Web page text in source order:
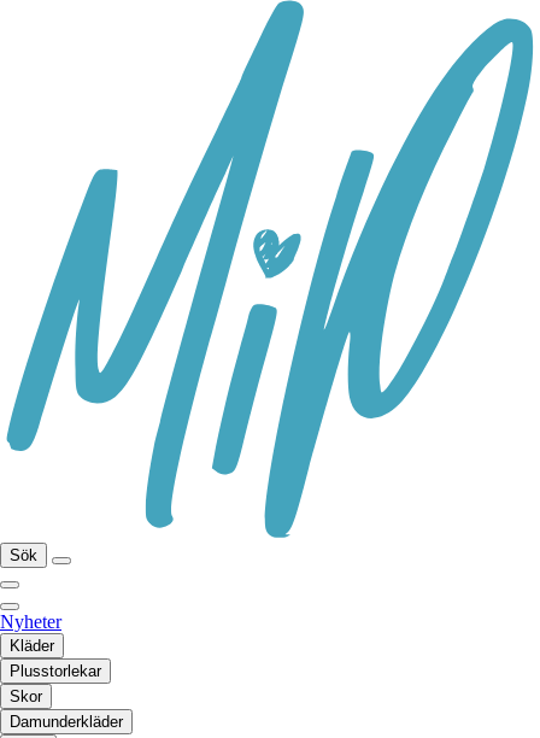
Sök
Nyheter
Kläder
Plusstorlekar
Skor
Damunderkläder